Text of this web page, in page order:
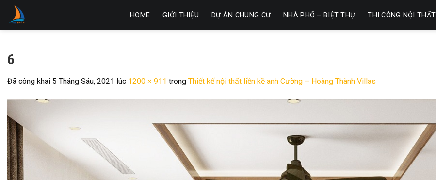
Skip
content
HOME GIỚI THIỆU DỰ ÁN CHUNG CƯ NHÀ PHỐ – BIỆT THỰ THI CÔNG NỘI THẤT
6
Đã công khai 5 Tháng Sáu, 2021 lúc 1200 × 911 trong Thiết kế nội thất liền kề anh Cường – Hoàng Thành Villas